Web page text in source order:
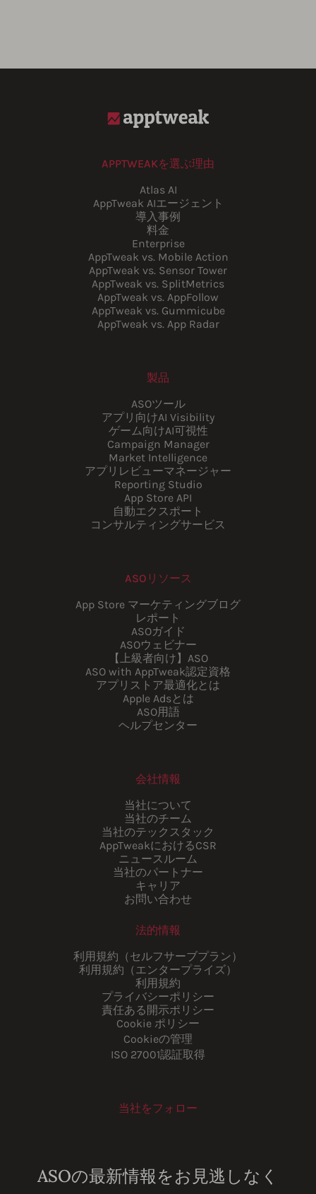
APPTWEAKを選ぶ理由
Atlas AI
AppTweak AIエージェント
導入事例
料金
Enterprise
AppTweak vs. Mobile Action
AppTweak vs. Sensor Tower
AppTweak vs. SplitMetrics
AppTweak vs. AppFollow
AppTweak vs. Gummicube
AppTweak vs. App Radar
製品
ASOツール
アプリ向けAI Visibility
ゲーム向けAI可視性
Campaign Manager
Market Intelligence
アプリレビューマネージャー
Reporting Studio
App Store API
自動エクスポート
コンサルティングサービス
ASOリソース
App Store マーケティングブログ
レポート
ASOガイド
ASOウェビナー
【上級者向け】ASO
ASO with AppTweak認定資格
アプリストア最適化とは
Apple Adsとは
ASO用語
ヘルプセンター
会社情報
当社について
当社のチーム
当社のテックスタック
AppTweakにおけるCSR
ニュースルーム
当社のパートナー
キャリア
お問い合わせ
法的情報
利用規約（セルフサーブプラン）
利用規約（エンタープライズ）
利用規約
プライバシーポリシー
責任ある開示ポリシー
Cookie ポリシー
Cookieの管理
ISO 27001認証取得
当社をフォロー
ASOの最新情報をお見逃しなく